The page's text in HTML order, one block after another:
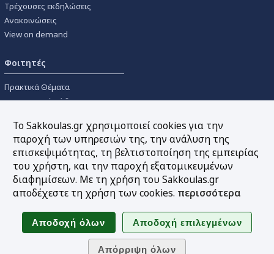
Τρέχουσες εκδηλώσεις
Ανακοινώσεις
View on demand
Φοιτητές
Πρακτικά Θέματα
Οικονομικοί Κώδικες
Συγγραμμάτων
Εργαλεία
Online υπολογισμός τόκων
Υπηρεσία Ηλεκτρονικής
Sitemap
Ακολουθήστε μας
Το Sakkoulas.gr χρησιμοποιεί cookies για την
παροχή των υπηρεσιών της, την ανάλυση της
επισκεψιμότητας, τη βελτιστοποίηση της εμπειρίας
του χρήστη, και την παροχή εξατομικευμένων
διαφημίσεων. Με τη χρήση του Sakkoulas.gr
αποδέχεστε τη χρήση των cookies. περισσότερα